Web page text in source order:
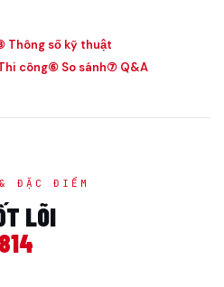
Thông số kỹ thuật
công⑥ So sánh⑦ Q&A
ĐẶC ĐIỂM
LÕI